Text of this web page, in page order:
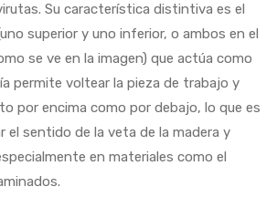
Su característica distintiva es el
superior y uno inferior, o ambos en el
se ve en la imagen) que actúa como
permite voltear la pieza de trabajo y
por encima como por debajo, lo que es
el sentido de la veta de la madera y
en materiales como el